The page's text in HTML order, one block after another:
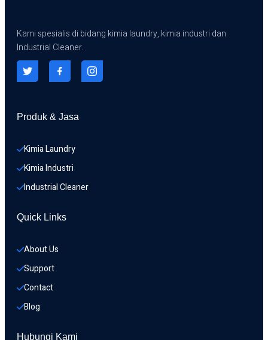
Kami spesialis di bidang kimia laundry, kimia industri dan
Industrial Cleaner.
Produk & Jasa
Kimia Laundry
Kimia Industri
Industrial Cleaner
Quick Links
About Us
Support
Contact
Blog
Hubungi Kami